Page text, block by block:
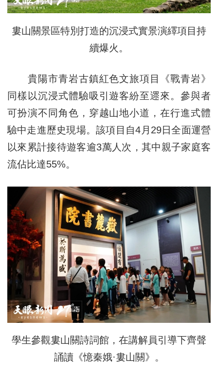
婁山關景區特別打造的沉浸式實景演繹項目持
續爆火。
貴陽市青岩古鎮紅色文旅項目《戰青岩》
同樣以沉浸式體驗吸引遊客紛至遝來。參與者
可扮演不同角色，穿越山地小道，在行進式體
驗中走進歷史現場。該項目自4月29日全面運營
以來累計接待遊客逾3萬人次，其中親子家庭客
流佔比達55%。
學生參觀婁山關詩詞館，在講解員引導下齊聲
誦讀《憶秦娥·婁山關》。